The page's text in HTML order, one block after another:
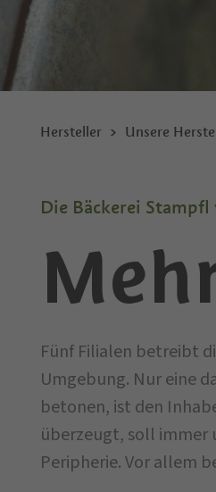
Hersteller Unsere
Die Bäckerei
Fünf Filialen betreibt
Umgebung. Nur eine
betonen, ist den
überzeugt, soll immer
Peripherie. Vor allem